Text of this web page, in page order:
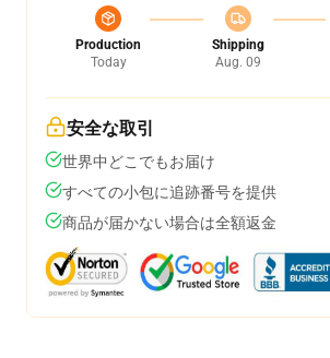
Production
Today
Shipping
Aug. 09
安全な取引
世界中どこでもお届け
すべての小包に追跡番号を提供
商品が届かない場合は全額返金